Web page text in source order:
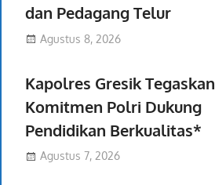
dan Pedagang Telur
Agustus 8, 2026
Kapolres Gresik Tegaskan
Komitmen Polri Dukung
Pendidikan Berkualitas*
Agustus 7, 2026